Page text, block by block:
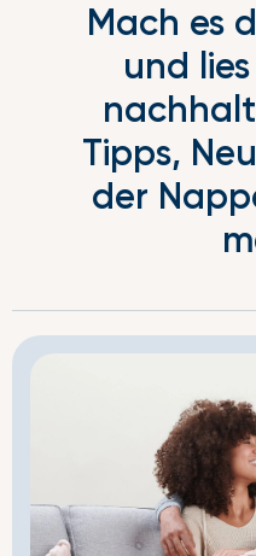
Mach es
und
Tipps,
der